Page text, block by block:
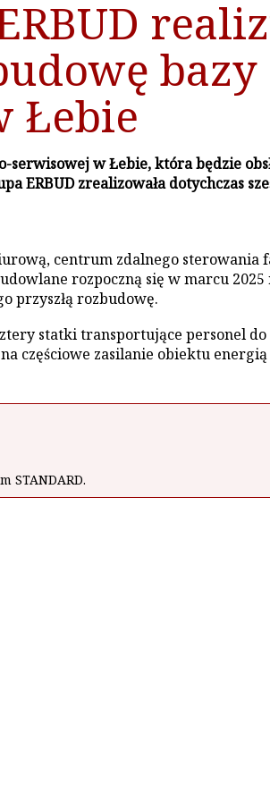
bazy
Łebie
serwisowej w Łebie, która będzie
ERBUD zrealizowała dotychczas
centrum zdalnego sterowania
rozpoczną się w marcu
przyszłą rozbudowę.
statki transportujące personel
częściowe zasilanie obiektu
STANDARD.